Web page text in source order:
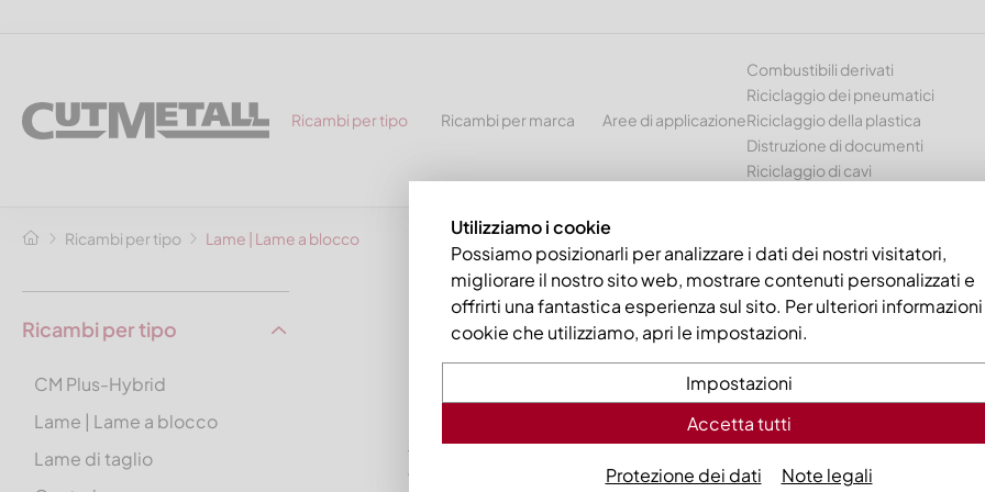
Ricambi per tipo Ricambi per marca Aree di applicazione
Combustibili derivati
Riciclaggio dei pneumatici
Riciclaggio della plastica
Distruzione di documenti
Riciclaggio di cavi
Ricambi per tipo Lame | Lame a blocco
Ricambi per tipo
CM Plus-Hybrid
Lame | Lame a blocco
Lame di taglio
Lame | Lame a blocco
da CUTMETALL il vostro specialista di ricambi
La nostra vasta gamma di coltelli contiene numerose varianti di
coltelli/lame a blocco,»coltelli concavi, coltelli a cippatrice,
Altri articoli come le cesoie per scarti e le cesoie a coccodrillo
Utilizziamo i cookie
Possiamo posizionarli per analizzare i dati dei nostri visitatori,
migliorare il nostro sito web, mostrare contenuti personalizzati e
offrirti una fantastica esperienza sul sito. Per ulteriori informazioni
cookie che utilizziamo, apri le impostazioni.
Impostazioni
Accetta tutti
Protezione dei dati Note legali